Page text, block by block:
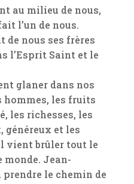
au milieu de nous,
l’un de nous.
de nous ses frères
l’Esprit Saint et le
glaner dans nos
hommes, les fruits
les richesses, les
généreux et les
vient brûler tout le
monde. Jean-
le chemin de